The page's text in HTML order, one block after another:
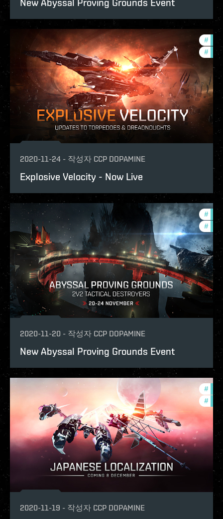
#
#
2020-11-24 - 작성자 CCP DOPAMINE
Explosive Velocity - Now Live
#
#
2020-11-20 - 작성자 CCP DOPAMINE
New Abyssal Proving Grounds Event
#
#
2020-11-19 - 작성자 CCP DOPAMINE